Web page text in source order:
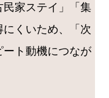
家ステイ」「集
くいため、「次
ト動機につなが